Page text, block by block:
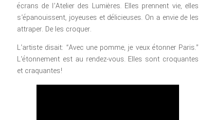
écrans de l’Atelier des Lumières. Elles prennent vie, elles
s’épanouissent, joyeuses et délicieuses. On a envie de les
attraper. De les croquer.
L’artiste disait: “Avec une pomme, je veux étonner Paris.”
L’étonnement est au rendez-vous. Elles sont croquantes
et craquantes!